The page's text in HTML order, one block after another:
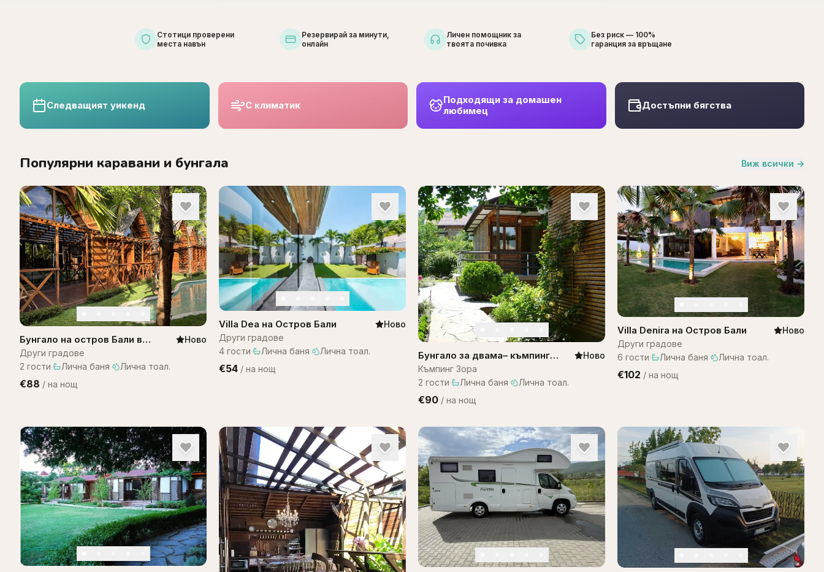
Стотици проверени
места навън
Резервирай за минути,
онлайн
Личен помощник за
твоята почивка
Без риск — 100%
гаранция за връщане
Следващият уикенд С климатик
Подходящи за домашен
любимец
Достъпни бягства
Популярни каравани и бунгала Виж всички →
Бунгало на остров Бали в
комплекс Bali Lagoon
Ново
Други градове
2 гости· Лична баня· Лична тоал.
€88 / на нощ
Villa Dea на Остров Бали
Ново
Други градове
4 гости· Лична баня· Лична тоал.
€54 / на нощ
Бунгало за двама– къмпинг
ЗОРА
Ново
Къмпинг Зора
2 гости· Лична баня· Лична тоал.
€90 / на нощ
Villa Denira на Остров Бали
Ново
Други градове
6 гости· Лична баня· Лична тоал.
€102 / на нощ